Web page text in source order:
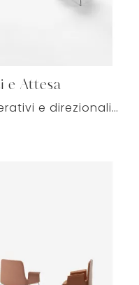
e Attesa
Se vuoi ultimare uffici operativi e direzionali, ecco qui il modello Mi Chair Ospiti e Attesa di Milani tra differenti soluzioni di sedie ospiti e ...